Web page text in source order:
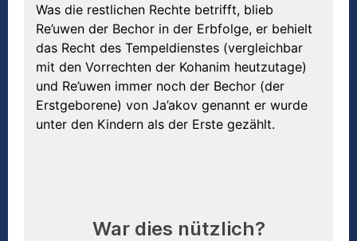
Was die restlichen Rechte betrifft, blieb
Re’uwen der Bechor in der Erbfolge, er behielt
das Recht des Tempeldienstes (vergleichbar
mit den Vorrechten der Kohanim heutzutage)
und Re’uwen immer noch der Bechor (der
Erstgeborene) von Ja’akov genannt er wurde
unter den Kindern als der Erste gezählt.
War dies nützlich?